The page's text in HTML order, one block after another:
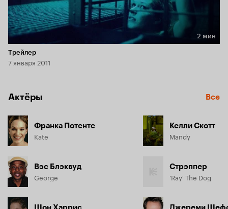
Длительность 2 мин
2 мин
Трейлер
7 января 2011
Актёры Все
Франка Потенте
Kate
Вэс Блэквуд
George
Келли Скотт
Mandy
Стрэппер
'Ray' The Dog